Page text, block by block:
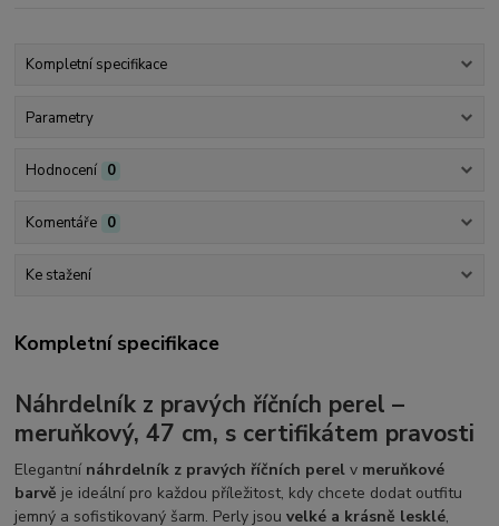
Kompletní specifikace
Parametry
Hodnocení 0
Komentáře 0
Ke stažení
Kompletní specifikace
Náhrdelník z pravých říčních perel –
meruňkový, 47 cm, s certifikátem pravosti
Elegantní náhrdelník z pravých říčních perel v meruňkové
barvě je ideální pro každou příležitost, kdy chcete dodat outfitu
jemný a sofistikovaný šarm. Perly jsouvelké a krásně lesklé,